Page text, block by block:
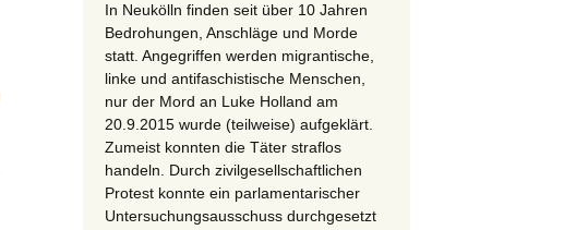
In Neukölln finden seit über 10 Jahren
Bedrohungen, Anschläge und Morde
statt. Angegriffen werden migrantische,
linke und antifaschistische Menschen,
nur der Mord an Luke Holland am
20.9.2015 wurde (teilweise) aufgeklärt.
Zumeist konnten die Täter straflos
handeln. Durch zivilgesellschaftlichen
Protest konnte ein parlamentarischer
Untersuchungsausschuss durchgesetzt